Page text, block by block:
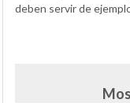
deben servir de